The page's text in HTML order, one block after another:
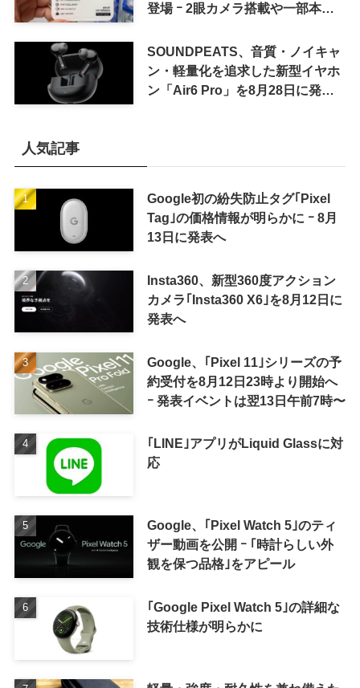
登場 ｰ 2眼カメラ搭載や一部本体
SOUNDPEATS、音質・ノイキャ
ン・軽量化を追求した新型イヤホ
ン「Air6 Pro」を8月28日に発売
人気記事
Google初の紛失防止タグ｢Pixel
Tag｣の価格情報が明らかに ｰ 8月
13日に発表へ
Insta360、新型360度アクション
カメラ｢Insta360 X6｣を8月12日に
発表へ
Google、｢Pixel 11｣シリーズの予
約受付を8月12日23時より開始へ
ｰ 発表イベントは翌13日午前7時〜
｢LINE｣アプリがLiquid Glassに対
応
Google、｢Pixel Watch 5｣のティ
ザー動画を公開 ｰ ｢時計らしい外
観を保つ品格｣をアピール
｢Google Pixel Watch 5｣の詳細な
技術仕様が明らかに